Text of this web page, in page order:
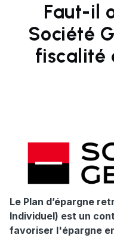
Faut-il
Société
fiscalité
Le Plan d’épargne
Individuel) est un
favoriser l'épargne